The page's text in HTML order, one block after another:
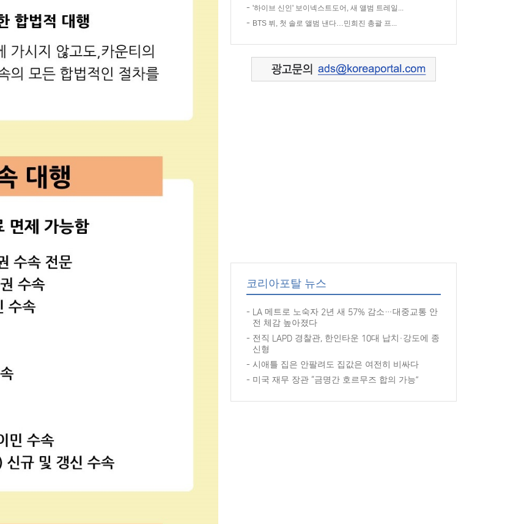
'하이브 신인' 보이넥스트도어, 새 앨범 트레일...
BTS 뷔, 첫 솔로 앨범 낸다…민희진 총괄 프...
코리아포탈 뉴스
LA 메트로 노숙자 2년 새 57% 감소…대중교통 안
전 체감 높아졌다
전직 LAPD 경찰관, 한인타운 10대 납치·강도에 종
신형
시애틀 집은 안팔려도 집값은 여전히 비싸다
미국 재무 장관 “금명간 호르무즈 합의 가능”